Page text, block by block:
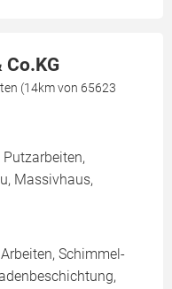
Co.KG
(14km von 65623
Massivhaus,
Schimmel-